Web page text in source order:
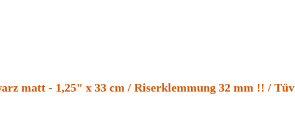
matt - 1,25" x 33 cm / Riserklemmung 32 mm !! / Tüv